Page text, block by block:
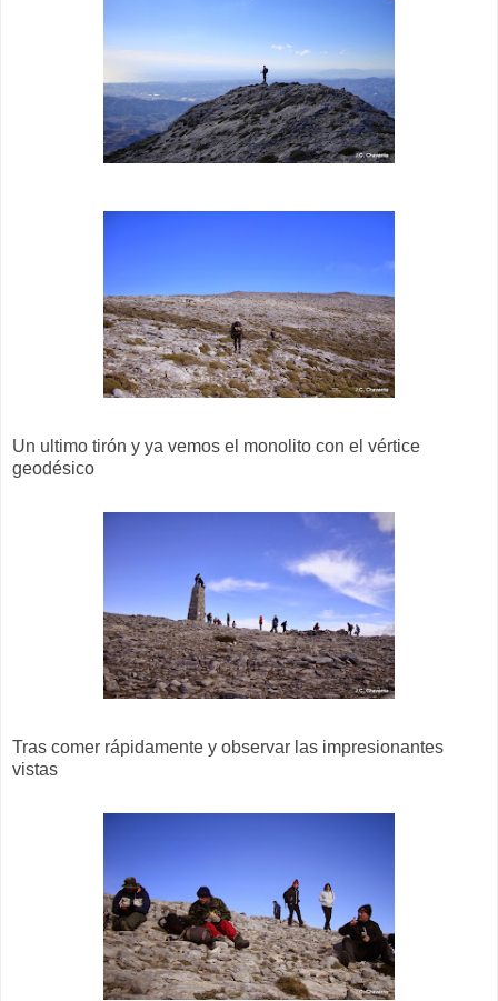
Un ultimo tirón y ya vemos el monolito con el vértice
geodésico
Tras comer rápidamente y observar las impresionantes
vistas